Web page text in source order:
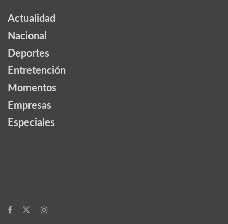
Actualidad
Nacional
Deportes
Entretención
Momentos
Empresas
Especiales